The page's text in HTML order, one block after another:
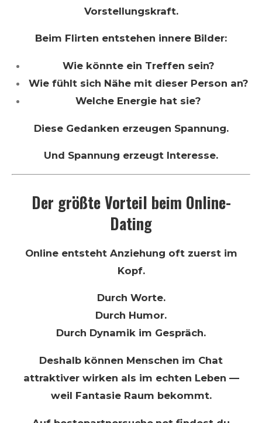
Vorstellungskraft.
Beim Flirten entstehen innere Bilder:
Wie könnte ein Treffen sein?
Wie fühlt sich Nähe mit dieser Person an?
Welche Energie hat sie?
Diese Gedanken erzeugen Spannung.
Und Spannung erzeugt Interesse.
Der größte Vorteil beim Online-
Dating
Online entsteht Anziehung oft zuerst im
Kopf.
Durch Worte.
Durch Humor.
Durch Dynamik im Gespräch.
Deshalb können Menschen im Chat
attraktiver wirken als im echten Leben —
weil Fantasie Raum bekommt.